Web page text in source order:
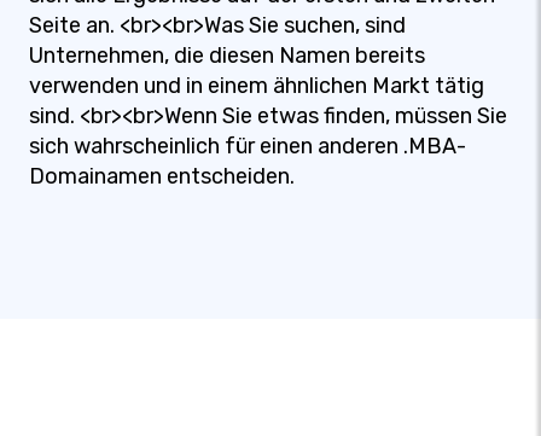
Seite an. <br><br>Was Sie suchen, sind
Unternehmen, die diesen Namen bereits
verwenden und in einem ähnlichen Markt tätig
sind. <br><br>Wenn Sie etwas finden, müssen Sie
sich wahrscheinlich für einen anderen .MBA-
Domainamen entscheiden.